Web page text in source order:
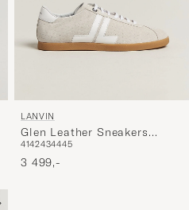
LANVIN
Glen Leather Sneakers
White
4142434445
3 499,-